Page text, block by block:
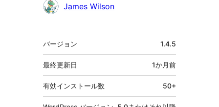
貢
James Wilson
メ
タ
バージョン 1.4.5
最終更新日 1か月前
有効インストール数 50+